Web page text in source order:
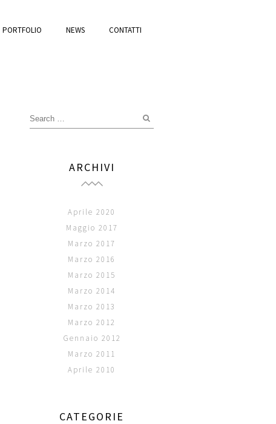
PORTFOLIO NEWS CONTATTI
ARCHIVI
Aprile 2020
Maggio 2017
Marzo 2017
Marzo 2016
Marzo 2015
Marzo 2014
Marzo 2013
Marzo 2012
Gennaio 2012
Marzo 2011
Aprile 2010
CATEGORIE